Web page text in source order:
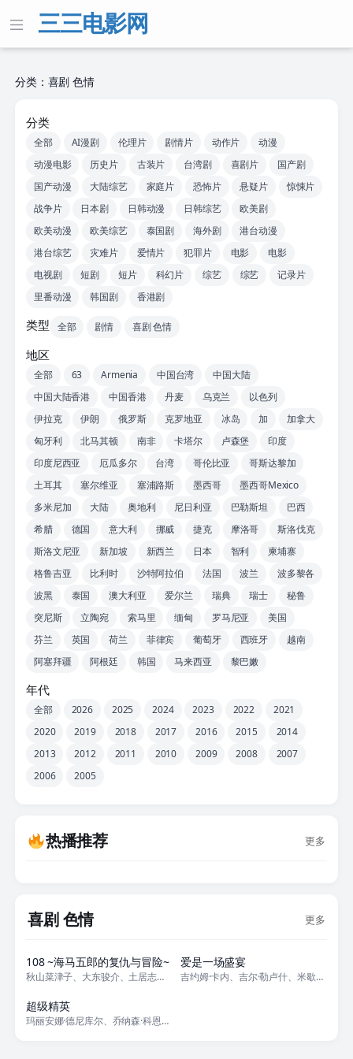
三三电影网
分类：喜剧 色情
分类
全部 AI漫剧 伦理片 剧情片 动作片
动漫
动漫电影
历史片 古装片 台湾剧 喜剧片
国产剧
国产动漫
大陆综艺 家庭片 恐怖片 悬疑片
惊悚片
战争片
日本剧 日韩动漫 日韩综艺
欧美剧
欧美动漫
欧美综艺 泰国剧 海外剧
港台动漫
港台综艺
灾难片 爱情片 犯罪片 电影
电影
电视剧
短剧 短片 科幻片 综艺 综艺
记录片
里番动漫
韩国剧 香港剧
类型 全部 剧情 喜剧 色情
地区
全部 63 Armenia 中国台湾
中国大陆
中国大陆香港
中国香港 丹麦 乌克兰
以色列
伊拉克
伊朗 俄罗斯 克罗地亚 冰岛 加
加拿大
匈牙利
北马其顿 南非 卡塔尔 卢森堡
印度
印度尼西亚
厄瓜多尔 台湾 哥伦比亚
哥斯达黎加
土耳其
塞尔维亚 塞浦路斯 墨西哥
墨西哥Mexico
多米尼加
大陆 奥地利 尼日利亚 巴勒斯坦
巴西
希腊
德国 意大利 挪威 捷克 摩洛哥
斯洛伐克
斯洛文尼亚
新加坡 新西兰 日本 智利
柬埔寨
格鲁吉亚
比利时 沙特阿拉伯 法国 波兰
波多黎各
波黑
泰国 澳大利亚 爱尔兰 瑞典 瑞士
秘鲁
突尼斯
立陶宛 索马里 缅甸 罗马尼亚
美国
芬兰
英国 荷兰 菲律宾 葡萄牙 西班牙
越南
阿塞拜疆
阿根廷 韩国 马来西亚 黎巴嫩
年代
全部 2026 2025 2024 2023 2022
2021
2020
2019 2018 2017 2016 2015
2014
2013
2012 2011 2010 2009 2008
2007
2006
2005
热播推荐 更多
喜剧 色情 更多
108 ~海马五郎的复仇与冒险~
秋山菜津子、大东骏介、土居志央梨、福本清三、堀田真由、Naoki Inu
爱是一场盛宴
吉约姆·卡内、吉尔·勒卢什、米歇尔·富、卡米尔·拉萨特、泽维尔·布瓦、艾
正片
超级精英
玛丽安娜·德尼库尔、乔纳森·科恩、皮埃尔-安·勒·博甘、托马斯·布伦门塔